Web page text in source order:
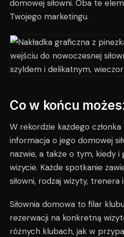
domowej siłowni. Oba te
Twojego marketingu.
Co w końcu
W rekordzie każdego członka
informacja o jego domowej
nazwie, a także o tym, kiedy i
wizycie. Każde spotkanie
siłowni, rodzaj wizyty, trenera
Siłownia domowa to filar
rezerwacji na konkretną
różnych klubach, jak w